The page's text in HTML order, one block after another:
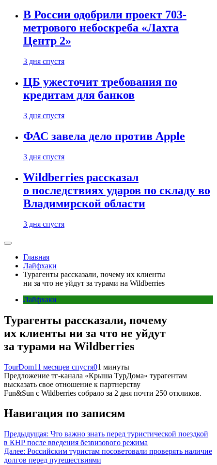
В России одобрили проект 703-
метрового небоскреба «Лахта
Центр 2»
3 дня спустя
ЦБ ужесточит требования по
кредитам для банков
3 дня спустя
ФАС завела дело против Apple
3 дня спустя
Wildberries рассказал
о последствиях ударов по складу во
Владимирской области
3 дня спустя
Главная
Лайфхаки
Турагенты рассказали, почему их клиенты
ни за что не уйдут за турами на Wildberries
Лайфхаки
Турагенты рассказали, почему
их клиенты ни за что не уйдут
за турами на Wildberries
TourDom11 месяцев спустя01 минуты
Предложение тг-канала «Крыша ТурДома» турагентам
высказать свое отношение к партнерству
Fun&Sun с Wildberries собрало за 2 дня почти 250 откликов.
Навигация по записям
Предыдущая: Что важно знать перед туристической поездкой
в КНР после введения безвизового режима
Далее: Российским туристам посоветовали проверять наличие
долгов перед путешествиями